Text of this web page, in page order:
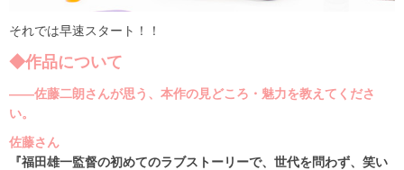
それでは早速スタート！！
◆作品について
――佐藤二朗さんが思う、本作の見どころ・魅力を教えてくださ
い。
佐藤さん
『福田雄一監督の初めてのラブストーリーで、世代を問わず、笑い